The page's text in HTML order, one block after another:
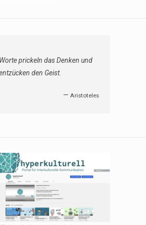
Worte prickeln das Denken und
den Geist.
— Aristoteles